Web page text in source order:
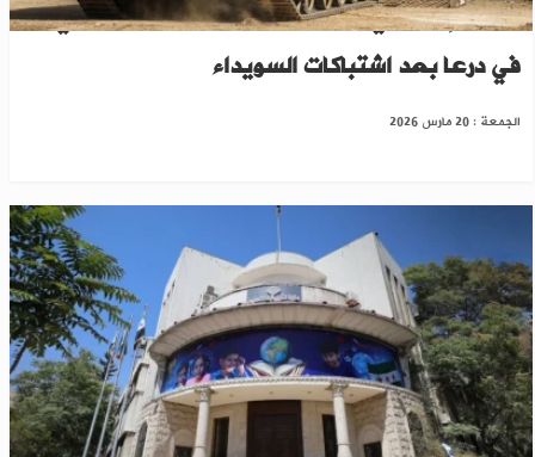
قصف إسرائيلي يستهدف موقعاً للجيش السوري
في درعا بعد اشتباكات السويداء
الجمعة : 20 مارس 2026